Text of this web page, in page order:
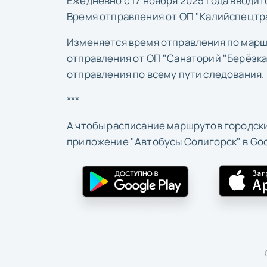
Время отправления от ОП
Изменяется время отправления по
отправления от ОП "Санаторий
отправления по всему пути следования.
***
А чтобы расписание маршрутов
приложение "Автобусы Солигорск" в